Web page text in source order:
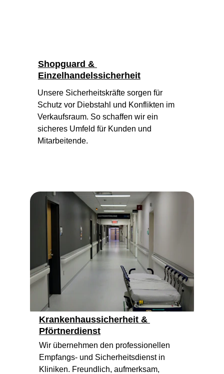
Shopguard &
Einzelhandelssicherheit
Unsere Sicherheitskräfte sorgen für
Schutz vor Diebstahl und Konflikten im
Verkaufsraum. So schaffen wir ein
sicheres Umfeld für Kunden und
Mitarbeitende.
Wir übernehmen den professionellen
Empfangs- und Sicherheitsdienst in
Kliniken. Freundlich, aufmerksam,
Krankenhaussicherheit &
Pförtnerdienst